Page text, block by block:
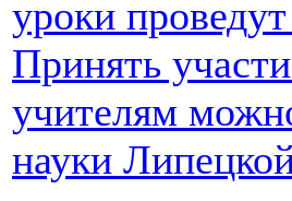
уроки
Принять
учителям
науки